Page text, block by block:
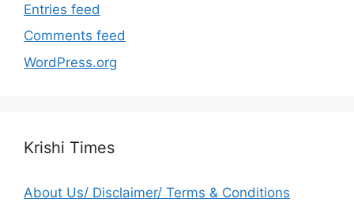
Entries feed
Comments feed
WordPress.org
Krishi Times
About Us/ Disclaimer/ Terms & Conditions